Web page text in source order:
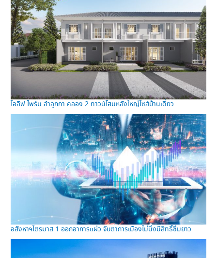
ไอลีฟ ไพร์ม ลำลูกกา คลอง 2 ทาวน์โฮมหลังใหญ่ไซส์บ้านเดี่ยว
อสังหาฯไตรมาส 1 ออกอาการแผ่ว จับตาการเมืองไม่นิ่งมีสิทธิ์ซึมยาว